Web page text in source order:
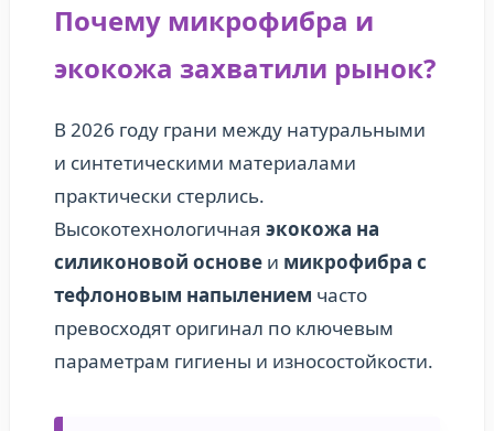
Почему микрофибра и
экокожа захватили рынок?
В 2026 году грани между натуральными
и синтетическими материалами
практически стерлись.
Высокотехнологичная экокожа на
силиконовой основе и микрофибра с
тефлоновым напылением часто
превосходят оригинал по ключевым
параметрам гигиены и износостойкости.